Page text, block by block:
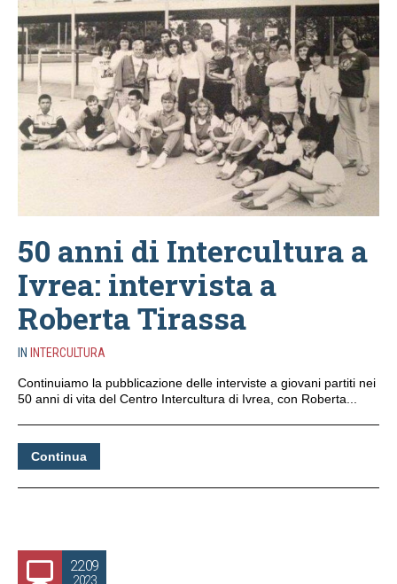
50 anni di Intercultura a
Ivrea: intervista a
Roberta Tirassa
IN INTERCULTURA
Continuiamo la pubblicazione delle interviste a giovani partiti nei
50 anni di vita del Centro Intercultura di Ivrea, con Roberta...
Continua
22.09
2023